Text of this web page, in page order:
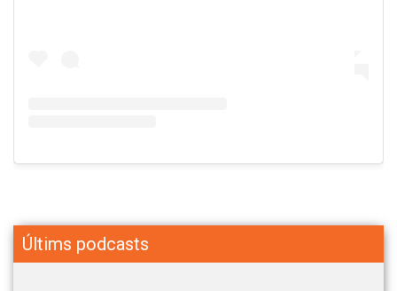
Últims podcasts